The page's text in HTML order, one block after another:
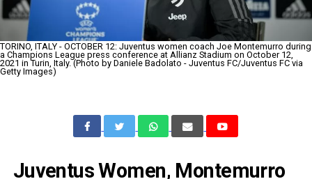
TORINO, ITALY - OCTOBER 12: Juventus women coach Joe Montemurro during
a Champions League press conference at Allianz Stadium on October 12,
2021 in Turin, Italy. (Photo by Daniele Badolato - Juventus FC/Juventus FC via
Getty Images)
Juventus Women, Montemurro